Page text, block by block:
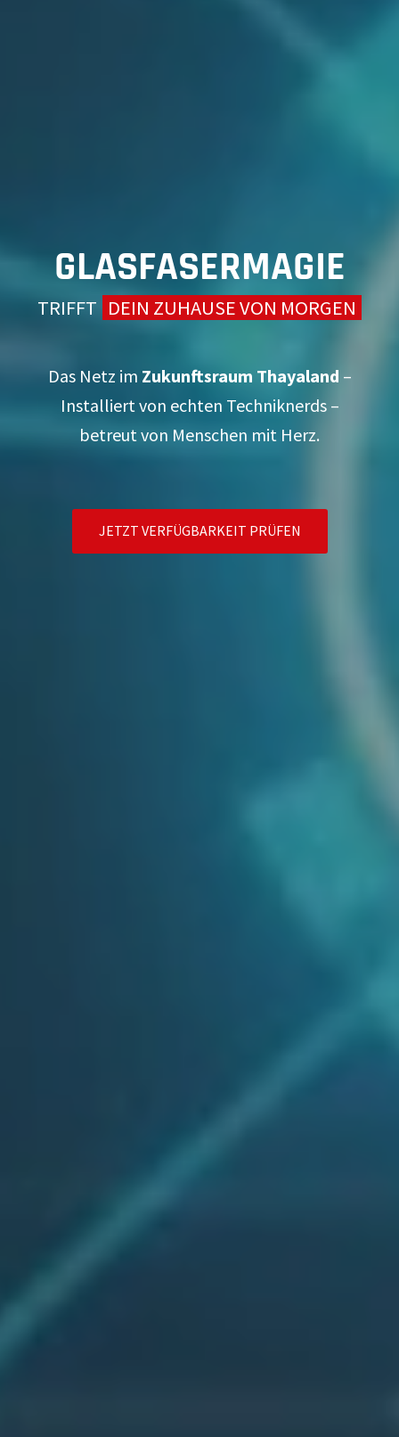
GLASFASERMAGIE
TRIFFT DEIN ZUHAUSE VON MORGEN
Das Netz im Zukunftsraum Thayaland –
Installiert von echten Techniknerds –
betreut von Menschen mit Herz.
JETZT VERFÜGBARKEIT PRÜFEN